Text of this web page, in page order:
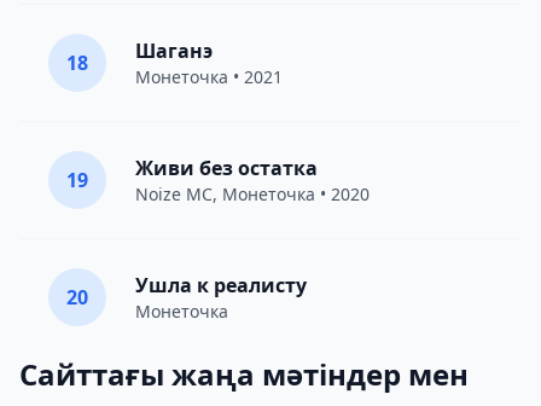
18 Шаганэ
Монеточка • 2021
19 Живи без остатка
Noize MC, Монеточка • 2020
20 Ушла к реалисту
Монеточка
Сайттағы жаңа мәтіндер мен